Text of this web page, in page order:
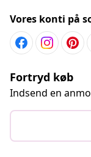
Vores konti på
Fortryd køb
Indsend en